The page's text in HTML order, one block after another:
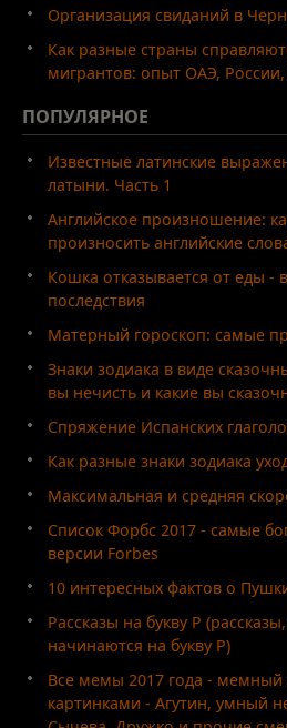
Организация свиданий в
Как разные страны
мигрантов: опыт ОАЭ,
ПОПУЛЯРНОЕ
Известные латинские
латыни. Часть 1
Английское произношение:
произносить английские
Кошка отказывается от еды
последствия
Матерный гороскоп: самые
Знаки зодиака в виде
вы нечисть и какие вы
Спряжение Испанских
Как разные знаки зодиака
Максимальная и средняя
Список Форбс 2017 - самые
версии Forbes
10 интересных фактов о
Рассказы на букву Р
начинаются на букву Р)
Все мемы 2017 года - мемный
картинками - Агутин, умный